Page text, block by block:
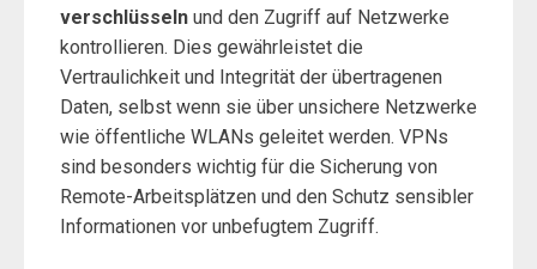
verschlüsseln und den Zugriff auf Netzwerke
kontrollieren. Dies gewährleistet die
Vertraulichkeit und Integrität der übertragenen
Daten, selbst wenn sie über unsichere Netzwerke
wie öffentliche WLANs geleitet werden. VPNs
sind besonders wichtig für die Sicherung von
Remote-Arbeitsplätzen und den Schutz sensibler
Informationen vor unbefugtem Zugriff.